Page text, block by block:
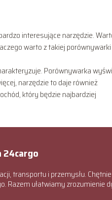
interesujące narzędzie.
warto z takiej porównywarki
Porównywarka
narzędzie to daje również
który będzie najbardziej
24cargo
transportu i przemysłu.
Razem ułatwiamy zrozumienie